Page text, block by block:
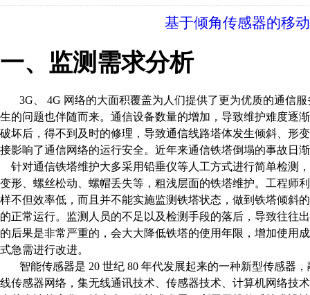
基于倾角传感器的移
一、监测需求分析
3G 4G 网络的大面积覆盖为人们提供了更为优质的通信
生的问题也伴随而来。通信设备数量的增加，导致维护难度逐
破坏后，得不到及时的修理，导致通信线路塔体发生倾斜、形
接影响了通信网络的运行安全。近年来通信铁塔倒塌的事故日
针对通信铁塔维护大多采用铅垂仪等人工方式进行简单检测
变形、螺丝松动、螺帽丢失等，粗浅层面的铁塔维护。工程师
样不但效率低，而且并不能实施监测铁塔状态，做到铁塔倾斜
的正常运行。监测人员的不足以及检测手段的落后，导致往往
的后果是非常严重的，会大大降低铁塔的使用年限，增加使用
式急需进行改进。
智能传感器是 20 世纪 80 年代发展起来的一种新型传感器
线传感器网络，集无线通讯技术、传感器技术、计算机网络技